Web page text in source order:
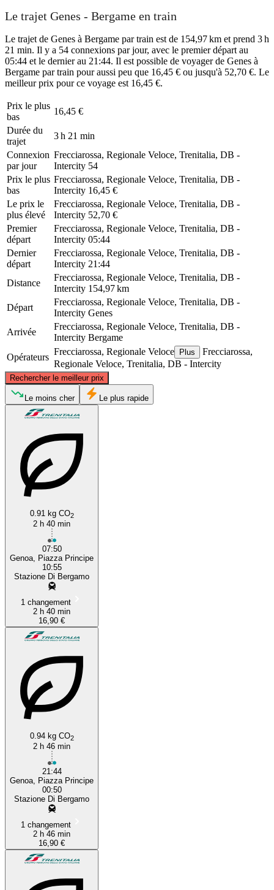
Le trajet Genes - Bergame en train
Le trajet de Genes à Bergame par train est de 154,97 km et prend 3 h
21 min. Il y a 54 connexions par jour, avec le premier départ au
05:44 et le dernier au 21:44. Il est possible de voyager de Genes à
Bergame par train pour aussi peu que 16,45 € ou jusqu'à 52,70 €. Le
meilleur prix pour ce voyage est 16,45 €.
Prix ​​le plus
bas
16,45 €
Durée du
trajet
3 h 21 min
Connexion
par jour
Frecciarossa, Regionale Veloce, Trenitalia, DB -
Intercity 54
Prix ​​le plus
bas
Frecciarossa, Regionale Veloce, Trenitalia, DB -
Intercity 16,45 €
Le prix le
plus élevé
Frecciarossa, Regionale Veloce, Trenitalia, DB -
Intercity 52,70 €
Premier
départ
Frecciarossa, Regionale Veloce, Trenitalia, DB -
Intercity 05:44
Dernier
départ
Frecciarossa, Regionale Veloce, Trenitalia, DB -
Intercity 21:44
Distance
Frecciarossa, Regionale Veloce, Trenitalia, DB -
Intercity 154,97 km
Départ
Frecciarossa, Regionale Veloce, Trenitalia, DB -
Intercity Genes
Arrivée
Frecciarossa, Regionale Veloce, Trenitalia, DB -
Intercity Bergame
Opérateurs
Frecciarossa, Regionale Veloce Plus
Frecciarossa,
Regionale Veloce, Trenitalia, DB - Intercity
Rechercher le meilleur prix
©CARTO , ©OpenStreetMapcontributors
Le moins cher Le plus rapide
0.91 kg CO2
2 h 40 min
07:50
Genoa, Piazza Principe
10:55
Stazione Di Bergamo
1 changement
2 h 40 min
16,90 €
0.94 kg CO2
2 h 46 min
21:44
Genoa, Piazza Principe
00:50
Stazione Di Bergamo
1 changement
2 h 46 min
16,90 €